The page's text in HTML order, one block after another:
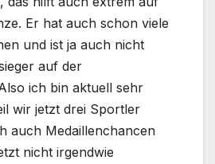
Er hat auch schon viele
und ist ja auch nicht
auf der
ich bin aktuell sehr
wir jetzt drei Sportler
auch Medaillenchancen
nicht irgendwie